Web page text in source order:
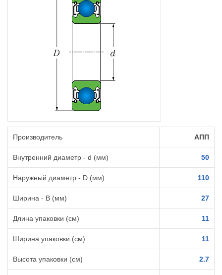
Производитель АПП
Внутренний диаметр - d (мм) 50
Наружный диаметр - D (мм) 110
Ширина - B (мм) 27
Длина упаковки (см) 11
Ширина упаковки (см) 11
Высота упаковки (см) 2.7